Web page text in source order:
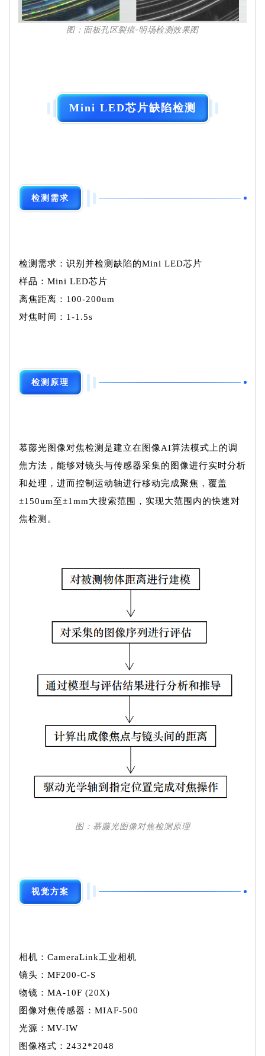
图：面板孔区裂痕-明场检测效果图
Mini LED芯片缺陷检测
检测需求
检测需求：识别并检测缺陷的Mini LED芯片
样品：Mini LED芯片
离焦距离：100-200um
对焦时间：1-1.5s
检测原理
慕藤光图像对焦检测是建立在图像AI算法模式上的调
焦方法，能够对镜头与传感器采集的图像进行实时分析
和处理，进而控制运动轴进行移动完成聚焦，覆盖
±150um至±1mm大搜索范围，实现大范围内的快速对
焦检测。
图：慕藤光图像对焦检测原理
视觉方案
相机： CameraLink工业相机
镜头：MF200-C-S
物镜：MA-10F (20X)
图像对焦传感器：MIAF-500
光源：MV-IW
图像格式：2432*2048